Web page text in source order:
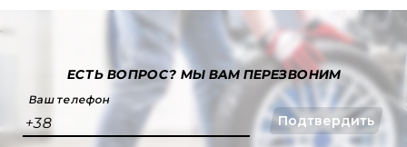
ЕСТЬ ВОПРОС?МЫ ВАМ ПЕРЕЗВОНИМ
Ваш телефон
+38 Подтвердить